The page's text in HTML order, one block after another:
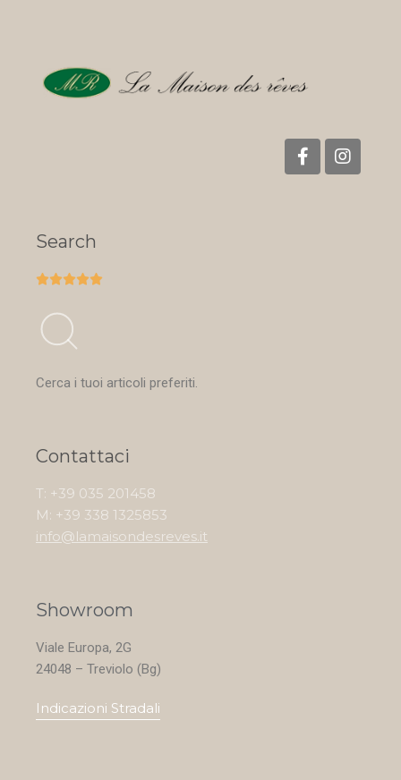
Search

Cerca i tuoi articoli preferiti.
Contattaci
T: +39 035 201458
M: +39 338 1325853
info@lamaisondesreves.it
Showroom
Viale Europa, 2G
24048 – Treviolo (Bg)
Indicazioni Stradali